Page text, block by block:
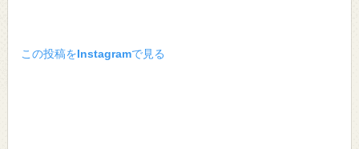
この投稿をInstagramで見る